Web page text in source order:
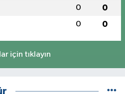
0 0
0 0
için tıklayın